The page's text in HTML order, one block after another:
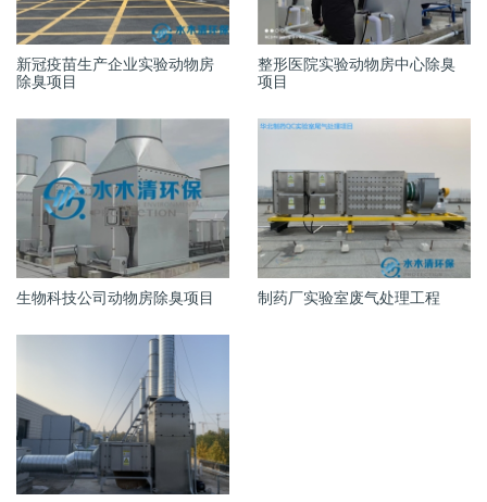
新冠疫苗生产企业实验动物房
除臭项目
整形医院实验动物房中心除臭
项目
生物科技公司动物房除臭项目 制药厂实验室废气处理工程